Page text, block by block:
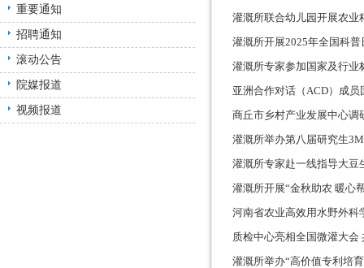
重要通知
招聘通知
滚动公告
院媒报道
视频报道
灌溉所联合幼儿园开展农业
灌溉所开展2025年全国科
灌溉所专家参加国家及行业
亚洲合作对话（ACD）成
商丘市乡村产业发展中心调
灌溉所举办第八届研究生
灌溉所专家赴一线指导大豆
灌溉所开展“金秋助农 暖心
河南省农业高效用水野外科
质检中心亮相全国微灌大会
灌溉所举办“高价值专利培